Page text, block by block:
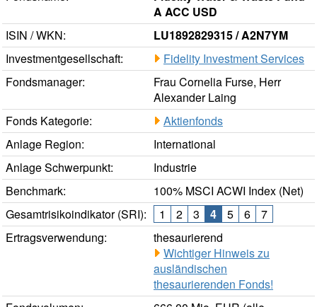
A ACC USD
ISIN / WKN:
LU1892829315 / A2N7YM
Investmentgesellschaft:
Fidelity Investment Services
Fondsmanager:
Frau Cornelia Furse, Herr
Alexander Laing
Fonds Kategorie:
Aktienfonds
Anlage Region:
International
Anlage Schwerpunkt:
Industrie
Benchmark:
100% MSCI ACWI Index (Net)
Gesamtrisikoindikator (SRI):
1 2 3 4 5 6
7
Ertragsverwendung:
thesaurierend
Wichtiger Hinweis zu
ausländischen
thesaurierenden Fonds!